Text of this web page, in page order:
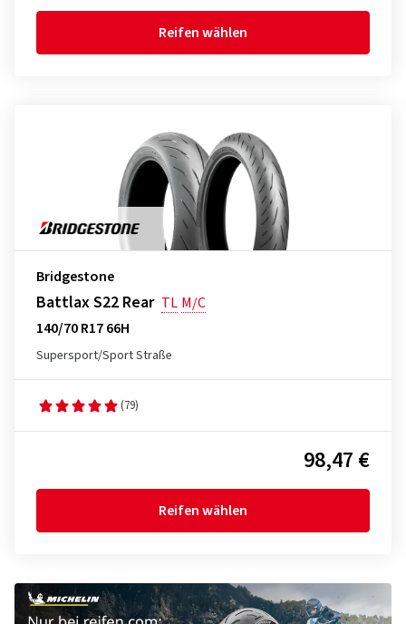
Reifen wählen
Bridgestone
Battlax S22 Rear TL M/C
140/70 R17 66H
Supersport/Sport Straße
(79)
98,47 €
Reifen wählen